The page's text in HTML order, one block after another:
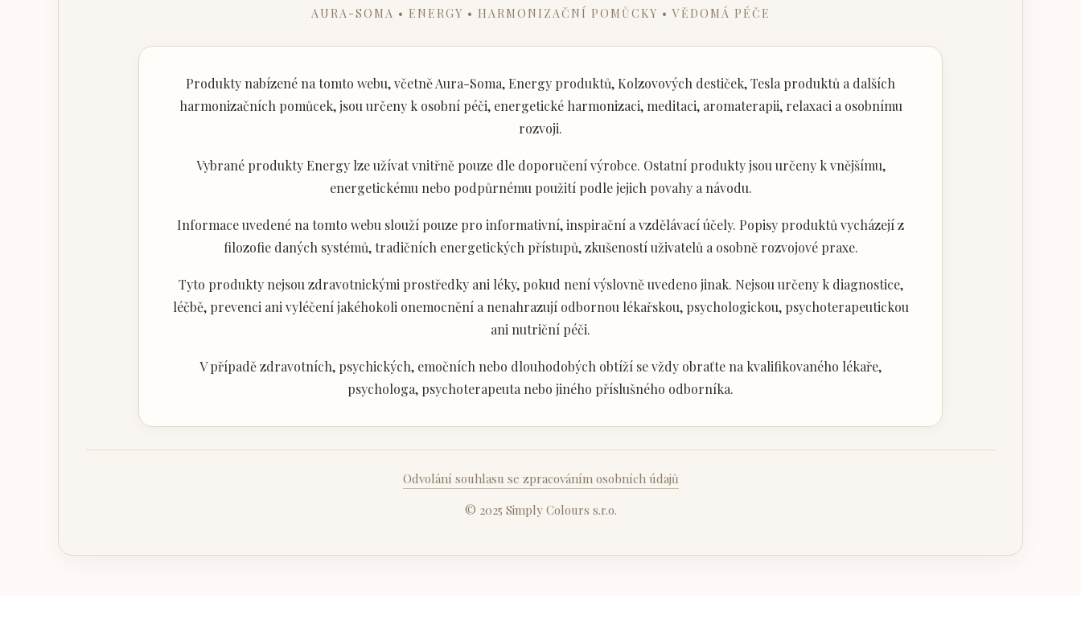
AURA-SOMA • ENERGY • HARMONIZAČNÍ POMŮCKY • VĚDOMÁ PÉČE
Produkty nabízené na tomto webu, včetně Aura-Soma, Energy produktů, Kolzovových destiček, Tesla produktů a dalších
harmonizačních pomůcek, jsou určeny k osobní péči, energetické harmonizaci, meditaci, aromaterapii, relaxaci a osobnímu
rozvoji.
Vybrané produkty Energy lze užívat vnitřně pouze dle doporučení výrobce. Ostatní produkty jsou určeny k vnějšímu,
energetickému nebo podpůrnému použití podle jejich povahy a návodu.
Informace uvedené na tomto webu slouží pouze pro informativní, inspirační a vzdělávací účely. Popisy produktů vycházejí z
filozofie daných systémů, tradičních energetických přístupů, zkušeností uživatelů a osobně rozvojové praxe.
Tyto produkty nejsou zdravotnickými prostředky ani léky, pokud není výslovně uvedeno jinak. Nejsou určeny k diagnostice,
léčbě, prevenci ani vyléčení jakéhokoli onemocnění a nenahrazují odbornou lékařskou, psychologickou, psychoterapeutickou
ani nutriční péči.
V případě zdravotních, psychických, emočních nebo dlouhodobých obtíží se vždy obraťte na kvalifikovaného lékaře,
psychologa, psychoterapeuta nebo jiného příslušného odborníka.
Odvolání souhlasu se zpracováním osobních údajů
© 2025 Simply Colours s.r.o.